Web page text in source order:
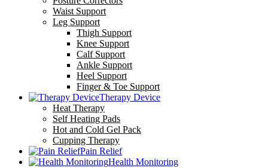
Waist Support
Leg Support
Thigh Support
Knee Support
Calf Support
Ankle Support
Heel Support
Finger & Toe Support
Therapy Device
Heat Therapy
Self Heating Pads
Hot and Cold Gel Pack
Cupping Therapy
Pain Relief
Health Monitoring